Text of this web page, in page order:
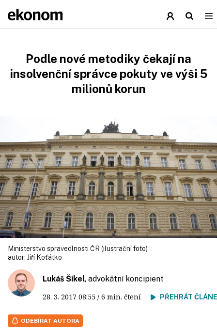
Podle nové metodiky čekají na
insolvenční správce pokuty ve výši 5
milionů korun
Ministerstvo spravedlnosti ČR (ilustrační foto)
autor: Jiří Koťátko
Lukáš Šikel, advokátní koncipient
28. 3. 2017 08:55 / 6 min. čtení PŘEHRÁT
ODEBÍRAT AUTORA